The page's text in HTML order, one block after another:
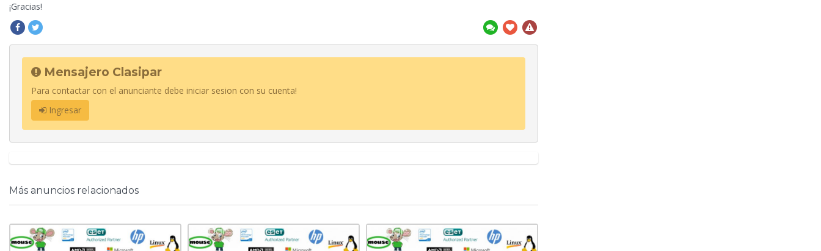
¡Gracias!
Mensajero Clasipar
Para contactar con el anunciante debe iniciar sesion con su cuenta!
Ingresar
Más anuncios relacionados